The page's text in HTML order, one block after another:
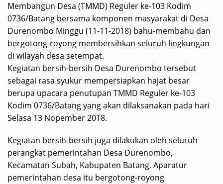
Membangun Desa (TMMD) Reguler ke-103 Kodim
0736/Batang bersama komponen masyarakat di Desa
Durenombo Minggu (11-11-2018) bahu-membahu dan
bergotong-royong membersihkan seluruh lingkungan
di wilayah desa setempat.
Kegiatan bersih-bersih Desa Durenombo tersebut
sebagai rasa syukur mempersiapkan hajat besar
berupa upacara penutupan TMMD Reguler ke-103
Kodim 0736/Batang yang akan dilaksanakan pada hari
Selasa 13 Nopember 2018.
Kegiatan bersih-bersih juga dilakukan oleh seluruh
perangkat pemerintahan Desa Durenombo,
Kecamatan Subah, Kabupaten Batang, Aparatur
pemerintahan desa itu bergotong-royong